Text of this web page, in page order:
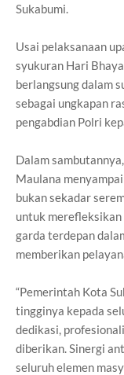
Sukabumi.
Usai pelaksanaan
syukuran Hari
berlangsung dalam
sebagai ungkapan
pengabdian Polri
Dalam
Maulana
bukan sekadar
untuk merefleksikan
garda terdepan
memberikan
“Pemerintah Kota
tingginya kepada
dedikasi,
diberikan. Sinergi
seluruh elemen